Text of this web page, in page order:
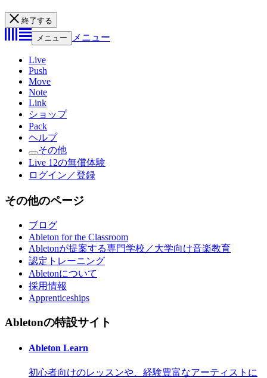
終了する
メニュー
メニュー
Live
Push
Move
Note
Link
ショップ
Pack
ヘルプ
その他
Live 12の無償体験
ログイン／登録
その他のページ
ブログ
Ableton for the Classroom
Abletonが提案する専門学校／大学向け音楽教育
認定トレーニング
Abletonについて
採用情報
Apprenticeships
Abletonの特設サイト
Ableton Learn
初心者向けのレッスンや、経験豊富なアーティストに